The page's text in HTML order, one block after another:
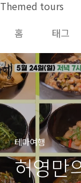
본문 바로가기
Themed tours
홈
태그
테마여행
허영만